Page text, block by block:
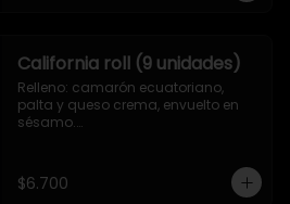
California roll (9 unidades)
Relleno: camarón ecuatoriano,
palta y queso crema, envuelto en
sésamo.
$6.700